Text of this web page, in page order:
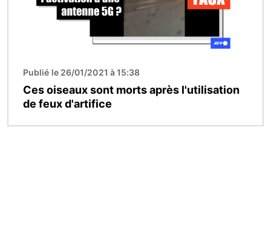
Publié le 26/01/2021 à 15:38
Ces oiseaux sont morts après l'utilisation
de feux d'artifice